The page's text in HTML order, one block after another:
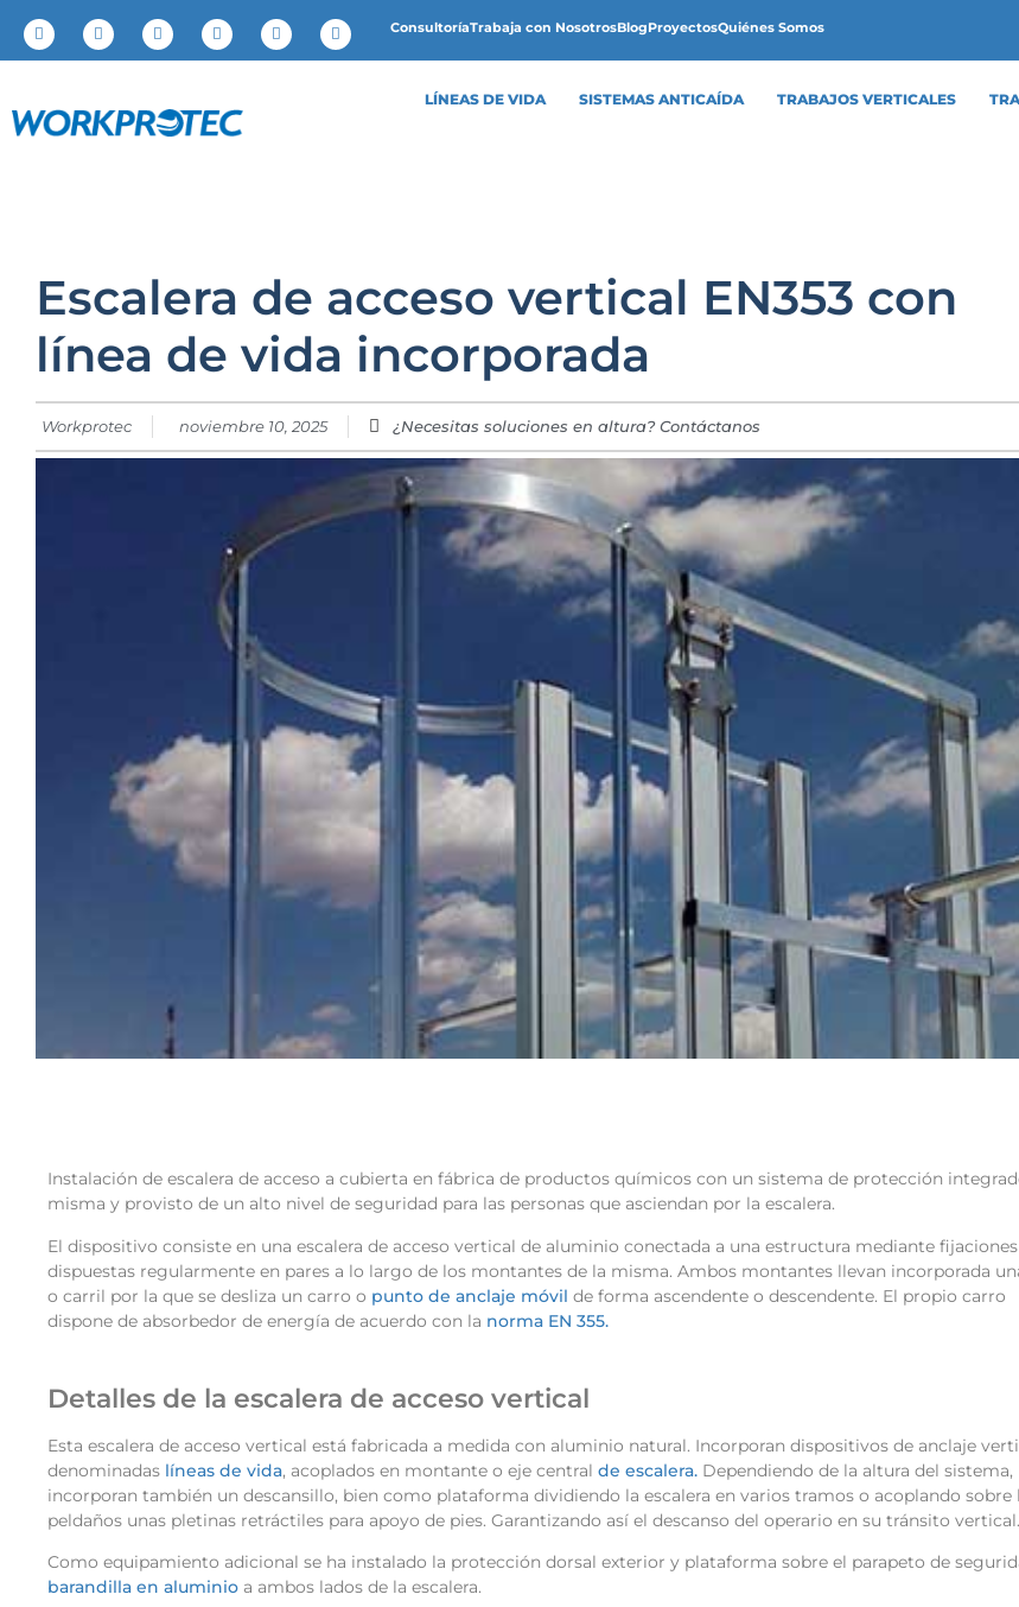
ConsultoríaTrabaja con NosotrosBlogProyectosQuiénes Somos
LÍNEAS DE VIDA SISTEMAS ANTICAÍDA TRABAJOS VERTICALES
Escalera de acceso vertical EN353 con
línea de vida incorporada
Workprotec noviembre 10, 2025 ¿Necesitas soluciones en altura? Contáctanos
Instalación de escalera de acceso a cubierta en fábrica de productos químicos con un sistema de protección
misma y provisto de un alto nivel de seguridad para las personas que asciendan por la escalera.
El dispositivo consiste en una escalera de acceso vertical de aluminio conectada a una estructura mediante fijaciones
dispuestas regularmente en pares a lo largo de los montantes de la misma. Ambos montantes llevan incorporada
o carril por la que se desliza un carro o punto de anclaje móvil de forma ascendente o descendente. El propio carro
dispone de absorbedor de energía de acuerdo con la norma EN 355.
Detalles de la escalera de acceso vertical
Esta escalera de acceso vertical está fabricada a medida con aluminio natural. Incorporan dispositivos de anclaje
denominadas líneas de vida, acoplados en montante o eje central de escalera. Dependiendo de la altura del sistema,
incorporan también un descansillo, bien como plataforma dividiendo la escalera en varios tramos o acoplando sobre
peldaños unas pletinas retráctiles para apoyo de pies. Garantizando así el descanso del operario en su tránsito vertical.
Como equipamiento adicional se ha instalado la protección dorsal exterior y plataforma sobre el parapeto de
barandilla en aluminio a ambos lados de la escalera.